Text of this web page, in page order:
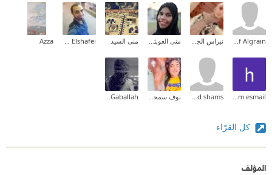
منى السيد Azza
كل القرّاء
المؤلف